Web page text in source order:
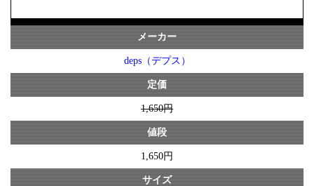
メーカー
deps（デプス）
定価
1,650円
値段
1,650円
サイズ